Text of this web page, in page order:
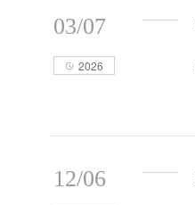
03/07
2026
12/06